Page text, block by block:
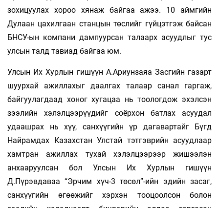
зохицуулах хороо хянаж байгаа ажээ. 10 аймгийн
Дулаан цахилгаан станцын төслийг гүйцэтгэж байсан
БНСУ-ын компани дампуурсан талаарх асуудлыг тус
улсын талд тавиад байгаа юм.
Улсын Их Хурлын гишүүн А.Ариунзаяа Засгийн газарт
шуурхай ажиллахыг даалгах талаар санал гаргаж,
байгуулагдаад хоног хугацаа нь тоологдож эхэлсэн
зээлийн хэлэлцээрүүдийг соёрхон батлах асуудал
удаашрах нь хүү, санхүүгийн үр дагавартайг Бүгд
Найрамдах Казахстан Улстай тэтгэврийн асуудлаар
хамтран ажиллах тухай хэлэлцээрээр жишээлэн
анхааруулсан бол Улсын Их Хурлын гишүүн
Д.Пүрэвдаваа “Эрчим хүч-3 төсөл”-ийн эдийн засаг,
санхүүгийн өгөөжийг хэрхэн тооцоолсон болон